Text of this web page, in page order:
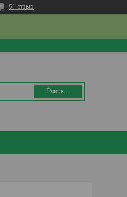
51 отзыв
Поиск...